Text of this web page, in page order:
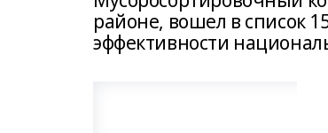
районе, вошел в список
эффективности